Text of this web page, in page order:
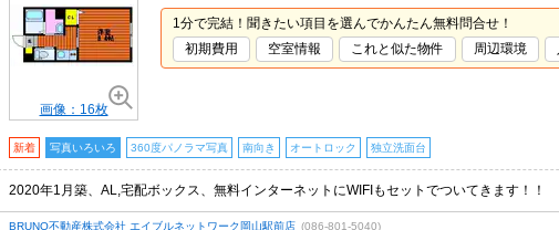
画像：16枚
1分で完結！聞きたい項目を選んでかんたん無料問合せ！
初期費用
空室情報 これと似た物件 周辺環境
新着 写真いろいろ 360度パノラマ写真 南向き オートロック 独立洗面台
2020年1月築、AL,宅配ボックス、無料インターネットにWIFIもセットでついてきます！！
BRUNO不動産株式会社 エイブルネットワーク岡山駅前店 (086-801-5040)